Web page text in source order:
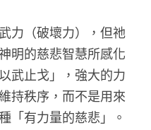
力（破壞力），但祂
明的慈悲智慧所感化
武止戈」，強大的力
持秩序，而不是用來
「有力量的慈悲」。